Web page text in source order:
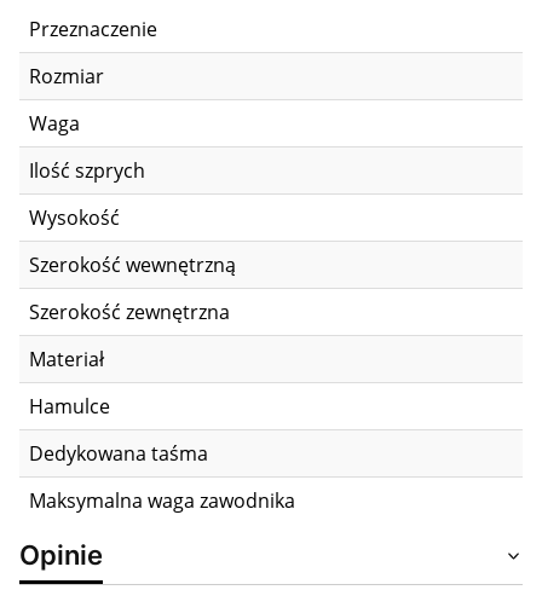
Przeznaczenie
Rozmiar
Waga
Ilość szprych
Wysokość
Szerokość wewnętrzną
Szerokość zewnętrzna
Materiał
Hamulce
Dedykowana taśma
Maksymalna waga zawodnika
Opinie